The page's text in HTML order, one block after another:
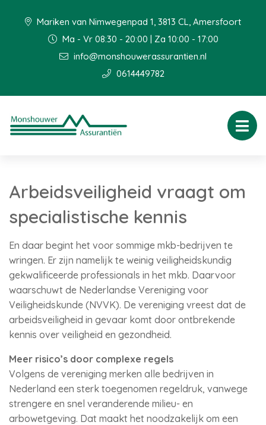
Mariken van Nimwegenpad 1, 3813 CL, Amersfoort
Ma - Vr 08:30 - 20:00 | Za 10:00 - 17:00
info@monshouwerassurantien.nl
0614449782
Arbeidsveiligheid vraagt om
specialistische kennis
En daar begint het voor sommige mkb-bedrijven te
wringen. Er zijn namelijk te weinig veiligheidskundig
gekwalificeerde professionals in het mkb. Daarvoor
waarschuwt de Nederlandse Vereniging voor
Veiligheidskunde (NVVK). De vereniging vreest dat de
arbeidsveiligheid in gevaar komt door ontbrekende
kennis over veiligheid en gezondheid.
Meer risico’s door complexe regels
Volgens de vereniging merken alle bedrijven in
Nederland een sterk toegenomen regeldruk, vanwege
strengere en snel veranderende milieu- en
arbowetgeving. Dat maakt het noodzakelijk om een